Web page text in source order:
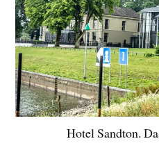
Hotel Sandton.